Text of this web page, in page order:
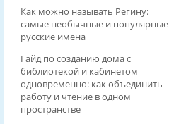
Как можно называть Регину:
самые необычные и популярные
русские имена
Гайд по созданию дома с
библиотекой и кабинетом
одновременно: как объединить
работу и чтение в одном
пространстве